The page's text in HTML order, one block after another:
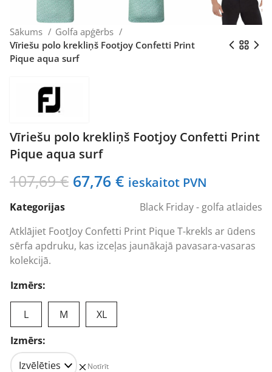
Sākums
Golfa apģērbs
Vīriešu polo krekliņš Footjoy Confetti Print
Pique aqua surf
Vīriešu polo krekliņš Footjoy Confetti Print
Pique aqua surf
107,69€ Original
107,69 €.
67,76 €Current
price
67,76 €.
ieskaitot PVN
Kategorijas
Black Friday - golfa atlaides
Atklājiet FootJoy Confetti Print Pique T-krekls ar ūdens
sērfa apdruku, kas izceļas jaunākajā pavasara-vasaras
kolekcijā.
Izmērs:
L M
XL
Izmērs:
Notīrīt